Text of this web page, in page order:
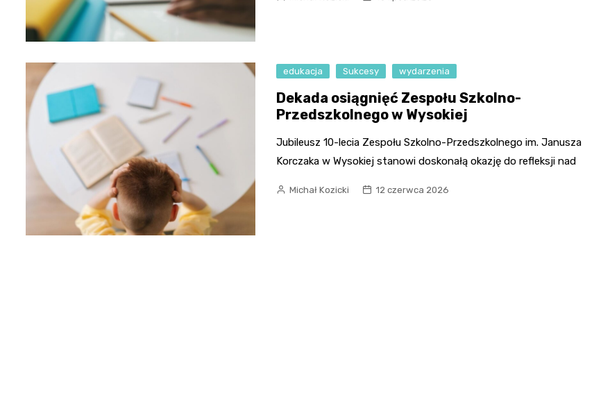
edukacja Sukcesy wydarzenia
Dekada osiągnięć Zespołu Szkolno-
Przedszkolnego w Wysokiej
Jubileusz 10-lecia Zespołu Szkolno-Przedszkolnego im. Janusza
Korczaka w Wysokiej stanowi doskonałą okazję do refleksji nad
Michał Kozicki 12 czerwca 2026